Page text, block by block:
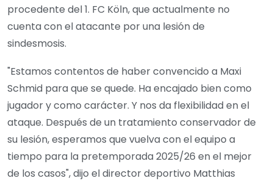
procedente del 1. FC Köln, que actualmente no
cuenta con el atacante por una lesión de
sindesmosis.
"Estamos contentos de haber convencido a Maxi
Schmid para que se quede. Ha encajado bien como
jugador y como carácter. Y nos da flexibilidad en el
ataque. Después de un tratamiento conservador de
su lesión, esperamos que vuelva con el equipo a
tiempo para la pretemporada 2025/26 en el mejor
de los casos", dijo el director deportivo Matthias